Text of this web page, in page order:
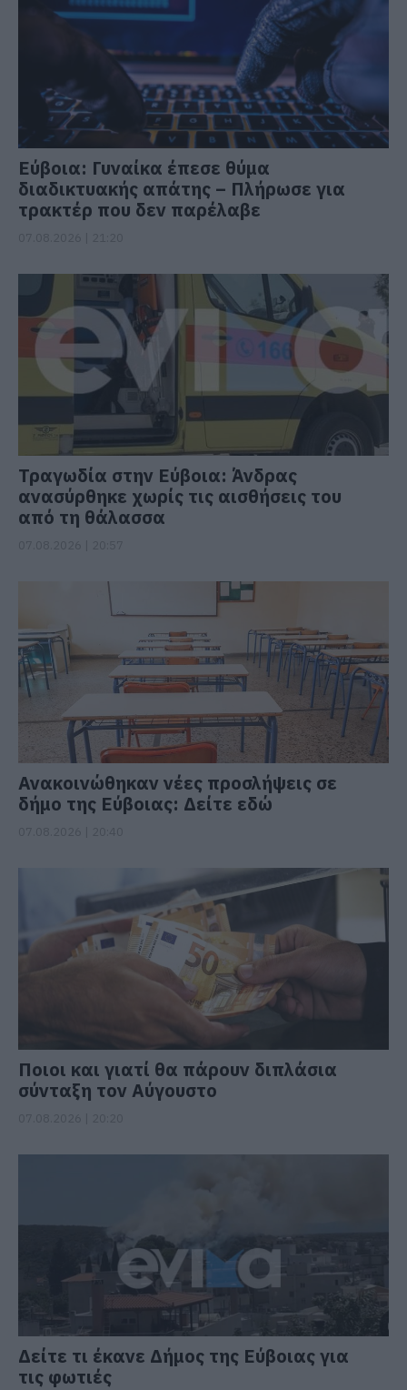
Εύβοια: Γυναίκα έπεσε θύμα
διαδικτυακής απάτης – Πλήρωσε για
τρακτέρ που δεν παρέλαβε
Τραγωδία στην Εύβοια: Άνδρας
ανασύρθηκε χωρίς τις αισθήσεις του
από τη θάλασσα
Ανακοινώθηκαν νέες προσλήψεις σε
δήμο της Εύβοιας: Δείτε εδώ
Ποιοι και γιατί θα πάρουν διπλάσια
σύνταξη τον Αύγουστο
Δείτε τι έκανε Δήμος της Εύβοιας για
τις φωτιές